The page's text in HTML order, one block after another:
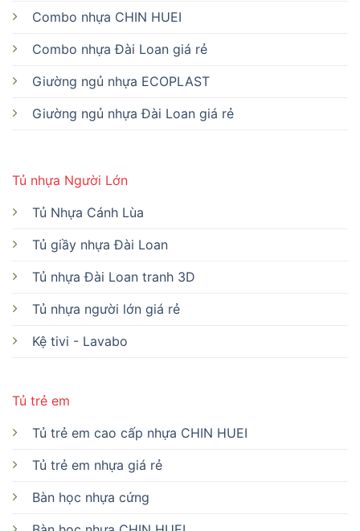
Tủ nhựa Người Lớn
Tủ Nhựa Cánh Lùa
Tủ giầy nhựa Đài Loan
Tủ nhựa Đài Loan tranh 3D
Tủ nhựa người lớn giá rẻ
Kệ tivi - Lavabo
Tủ trẻ em
Tủ trẻ em cao cấp nhựa CHIN HUEI
Tủ trẻ em nhựa giá rẻ
Bàn học nhựa cứng
Combo nhựa CHIN HUEI
Combo nhựa Đài Loan giá rẻ
Giường ngủ nhựa ECOPLAST
Giường ngủ nhựa Đài Loan giá rẻ